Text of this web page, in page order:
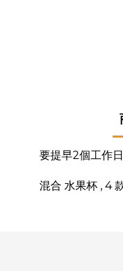
要提早2個工作
混合 水果杯 , 4